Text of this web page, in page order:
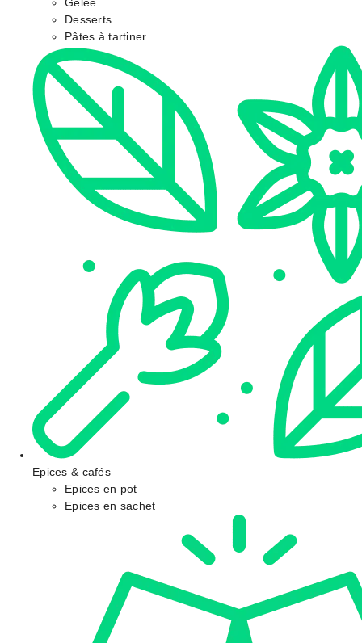
Desserts
Pâtes à tartiner
Epices & cafés
Epices en pot
Epices en sachet